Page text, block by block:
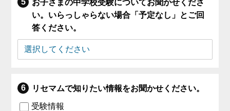
お子さまの中学校受験についてお聞かせくださ
い。いらっしゃらない場合「予定なし」とご回
答ください。
リセマムで知りたい情報をお聞かせください。
受験情報